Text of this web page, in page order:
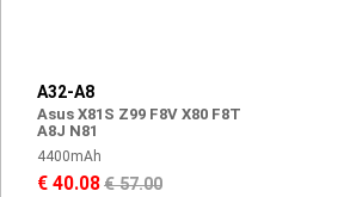
A32-A8
Asus X81S Z99 F8V X80 F8T
A8J N81
4400mAh
€ 40.08€ 57.00